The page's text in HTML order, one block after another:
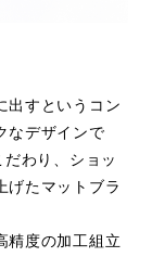
出すというコン
なデザインで
わり、ショッ
げたマットブラ
精度の加工組立